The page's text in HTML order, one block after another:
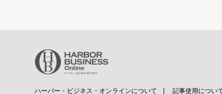
ハーバー・ビジネス・オンラインについて 記事使用につい